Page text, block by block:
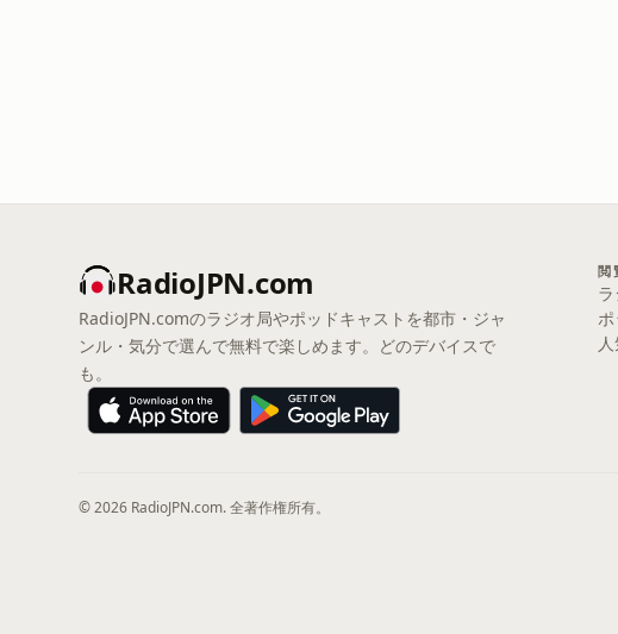
RadioJPN.com
RadioJPN.comのラジオ局やポッドキャストを都市・ジャ
ンル・気分で選んで無料で楽しめます。どのデバイスで
も。
閲
ポ
© 2026 RadioJPN.com. 全著作権所有。